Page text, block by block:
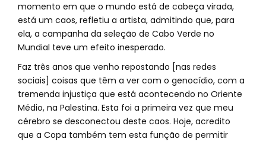
momento em que o mundo está de cabeça virada,
está um caos, refletiu a artista, admitindo que, para
ela, a campanha da seleção de Cabo Verde no
Mundial teve um efeito inesperado.
Faz três anos que venho repostando [nas redes
sociais] coisas que têm a ver com o genocídio, com a
tremenda injustiça que está acontecendo no Oriente
Médio, na Palestina. Esta foi a primeira vez que meu
cérebro se desconectou deste caos. Hoje, acredito
que a Copa também tem esta função de permitir